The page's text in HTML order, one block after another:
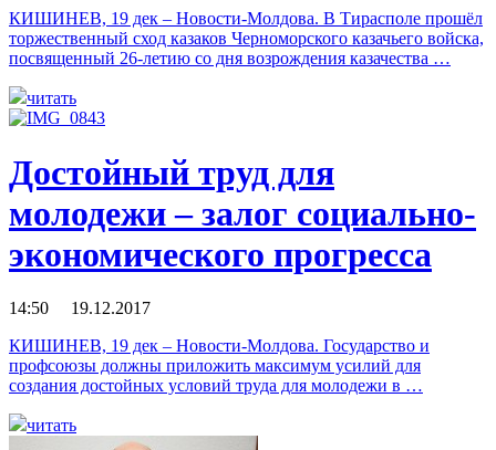
КИШИНЕВ, 19 дек – Новости-Молдова. В Тирасполе прошёл
торжественный сход казаков Черноморского казачьего войска,
посвященный 26-летию со дня возрождения казачества …
читать
Достойный труд для
молодежи – залог социально-
экономического прогресса
14:50 19.12.2017
КИШИНЕВ, 19 дек – Новости-Молдова. Государство и
профсоюзы должны приложить максимум усилий для
создания достойных условий труда для молодежи в …
читать